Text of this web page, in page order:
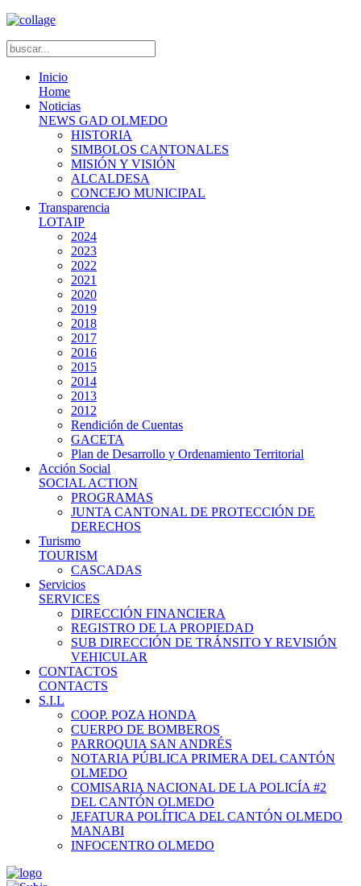
Inicio
Home
Noticias
NEWS GAD OLMEDO
HISTORIA
SIMBOLOS CANTONALES
MISIÓN Y VISIÓN
ALCALDESA
CONCEJO MUNICIPAL
Transparencia
LOTAIP
2024
2023
2022
2021
2020
2019
2018
2017
2016
2015
2014
2013
2012
Rendición de Cuentas
GACETA
Plan de Desarrollo y Ordenamiento Territorial
Acción Social
SOCIAL ACTION
PROGRAMAS
JUNTA CANTONAL DE PROTECCIÓN DE
DERECHOS
Turismo
TOURISM
CASCADAS
Servicios
SERVICES
DIRECCIÓN FINANCIERA
REGISTRO DE LA PROPIEDAD
SUB DIRECCIÓN DE TRÁNSITO Y REVISIÓN
VEHICULAR
CONTACTOS
CONTACTS
S.I.L
COOP. POZA HONDA
CUERPO DE BOMBEROS
PARROQUIA SAN ANDRÉS
NOTARIA PÚBLICA PRIMERA DEL CANTÓN
OLMEDO
COMISARIA NACIONAL DE LA POLICÍA #2
DEL CANTÓN OLMEDO
JEFATURA POLÍTICA DEL CANTÓN OLMEDO
MANABI
INFOCENTRO OLMEDO